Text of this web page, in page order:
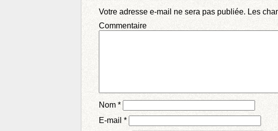
Votre adresse e-mail ne sera pas publiée. Les
Nom *
E-mail *